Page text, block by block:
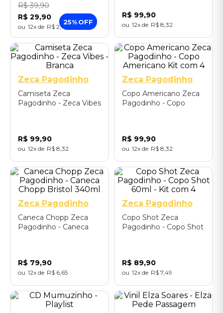
R$ 39,90
R$ 29,90
12 R$ 2,49
25%OFF
R$ 99,90
12 R$ 8 32
M G GG
Zeca Pagodinho
Camiseta Zeca
Pagodinho - Zeca Vibes
R$ 99,90
12 R$ 8 32
Único
Zeca Pagodinho
Copo Americano Zeca
Pagodinho - Copo
R$ 99,90
12 R$ 8 32
340ml
Zeca Pagodinho
Caneca Chopp Zeca
Pagodinho - Caneca
R$ 79,90
12 R$ 6 65
Zeca Pagodinho
Copo Shot Zeca
Pagodinho - Copo Shot
R$ 89,90
12 R$ 7 49